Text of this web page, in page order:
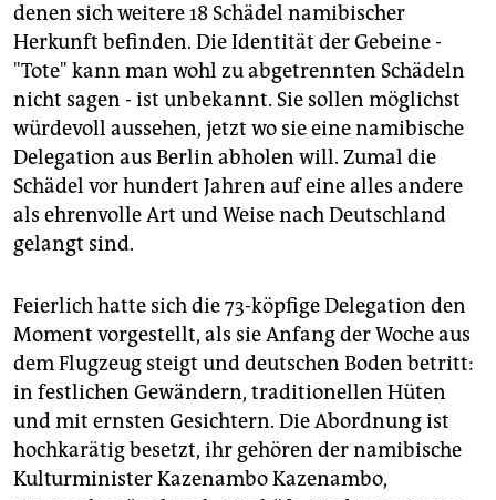
denen sich weitere 18 Schädel namibischer
Herkunft befinden. Die Identität der Gebeine -
"Tote" kann man wohl zu abgetrennten Schädeln
nicht sagen - ist unbekannt. Sie sollen möglichst
würdevoll aussehen, jetzt wo sie eine namibische
Delegation aus Berlin abholen will. Zumal die
Schädel vor hundert Jahren auf eine alles andere
als ehrenvolle Art und Weise nach Deutschland
gelangt sind.
Feierlich hatte sich die 73-köpfige Delegation den
Moment vorgestellt, als sie Anfang der Woche aus
dem Flugzeug steigt und deutschen Boden betritt:
in festlichen Gewändern, traditionellen Hüten
und mit ernsten Gesichtern. Die Abordnung ist
hochkarätig besetzt, ihr gehören der namibische
Kulturminister Kazenambo Kazenambo,